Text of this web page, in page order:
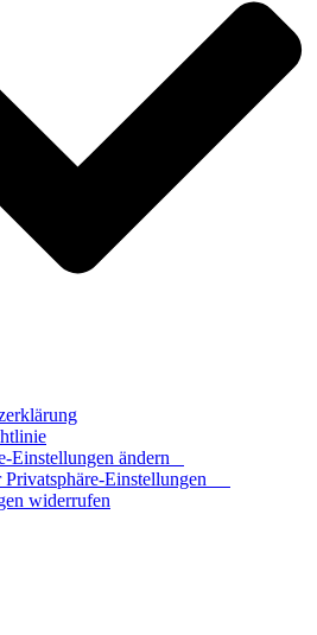
Einstellungen ändern
Privatsphäre-Einstellungen
widerrufen